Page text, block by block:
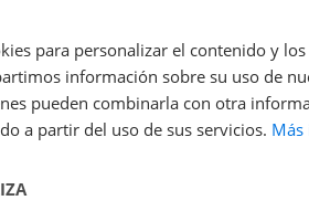
para personalizar el contenido y
información sobre su uso de
pueden combinarla con otra
a partir del uso de sus servicios.